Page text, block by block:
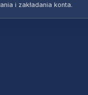
i zakładania konta.